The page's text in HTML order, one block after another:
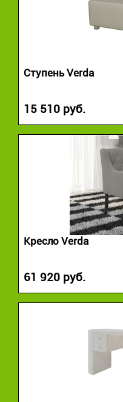
Ступень Verda
15 510 руб.
Кресло Verda
61 920 руб.